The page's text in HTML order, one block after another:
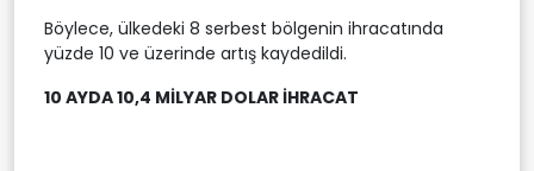
Böylece, ülkedeki 8 serbest bölgenin ihracatında
yüzde 10 ve üzerinde artış kaydedildi.
10 AYDA 10,4 MİLYAR DOLAR İHRACAT